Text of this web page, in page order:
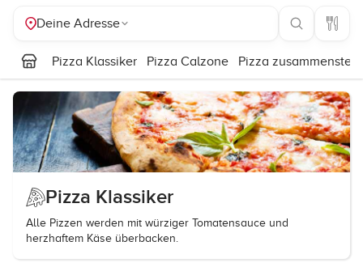
Deine Adresse
Pizza Klassiker Pizza Calzone Pizza
Pizza Klassiker
Alle Pizzen werden mit würziger Tomatensauce und
herzhaftem Käse überbacken.